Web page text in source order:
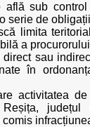
sub control
serie de
limita
a
sau
în
activitatea
județul